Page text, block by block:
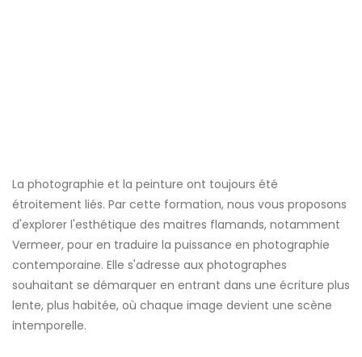
La photographie et la peinture ont toujours été
étroitement liés. Par cette formation, nous vous proposons
d'explorer l'esthétique des maitres flamands, notamment
Vermeer, pour en traduire la puissance en photographie
contemporaine. Elle s'adresse aux photographes
souhaitant se démarquer en entrant dans une écriture plus
lente, plus habitée, où chaque image devient une scène
intemporelle.